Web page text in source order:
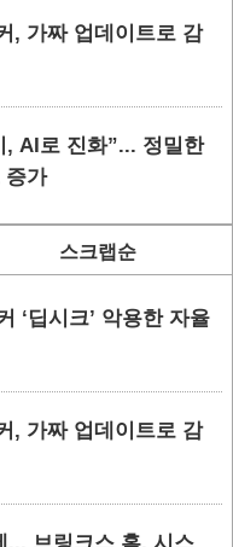
, 가짜 업데이트로 감
, AI로 진화”... 정밀한
증가
스크랩순
‘딥시크’ 악용한 자율
, 가짜 업데이트로 감